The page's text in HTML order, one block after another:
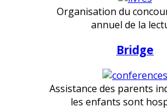
Organisation du
annuel de la
Bridge
Assistance des parents
les enfants sont